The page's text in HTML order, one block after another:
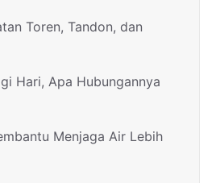
Toren, Tandon, dan
Hari, Apa Hubungannya
Menjaga Air Lebih